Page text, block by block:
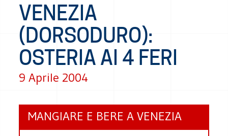
VENEZIA
(DORSODURO):
OSTERIA AI 4 FERI
9 Aprile 2004
MANGIARE E BERE A VENEZIA